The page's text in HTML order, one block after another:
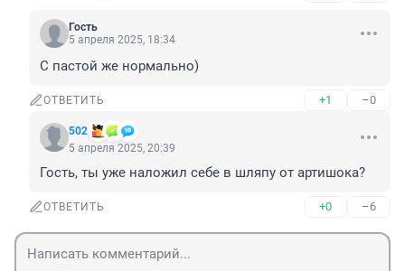
Гость
5 апреля 2025, 18:34
С пастой же нормально)
ОТВЕТИТЬ +1 –0
502
5 апреля 2025, 20:39
Гость, ты уже наложил себе в шляпу от артишока?
ОТВЕТИТЬ +0 –6